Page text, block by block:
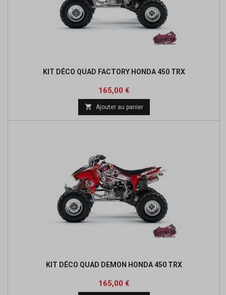
KIT DÉCO QUAD FACTORY HONDA 450 TRX
Prix
165,00 €
 Ajouter au panier
KIT DÉCO QUAD DEMON HONDA 450 TRX
Prix
165,00 €